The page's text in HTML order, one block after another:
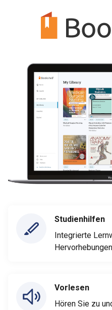
Studienhilfen
Integrierte
Vorlesen
Hören Sie zu